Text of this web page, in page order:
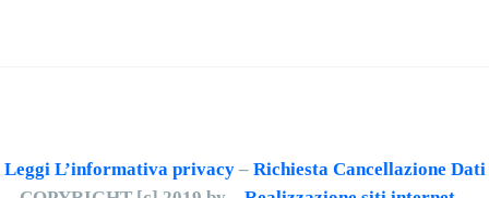
Leggi L’informativa privacy– Richiesta Cancellazione Dati